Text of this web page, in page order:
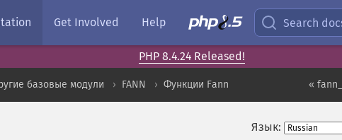
Get Involved Help Search
PHP 8.4.24 Released!
«
базовые модули FANN Функции Fann
Язык: